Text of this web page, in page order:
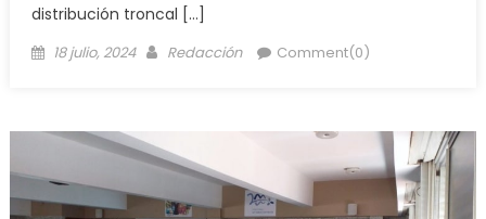
distribución troncal […]
18 julio, 2024 Redacción Comment(0)